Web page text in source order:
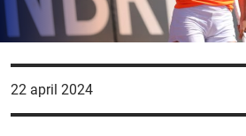
22 april 2024